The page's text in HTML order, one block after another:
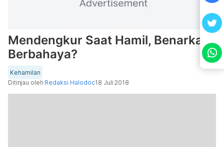
Mendengkur Saat Hamil, Benarkah
Berbahaya?
Kehamilan
Ditinjau oleh Redaksi Halodoc18 Juli 2018